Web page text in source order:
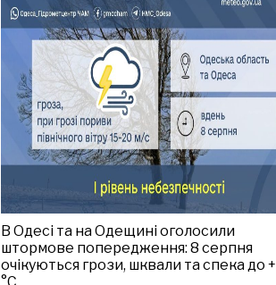
В Одесі та на Одещині оголосили
штормове попередження: 8 серпня
очікуються грози, шквали та спека до